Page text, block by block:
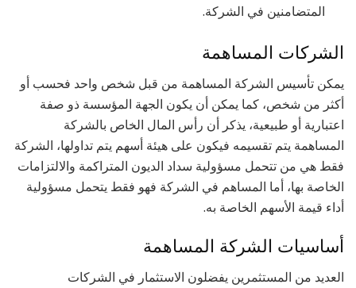
المتضامنين في الشركة.
الشركات المساهمة
يمكن تأسيس الشركة المساهمة من قبل شخص واحد فحسب أو
أكثر من شخص، كما يمكن أن يكون الجهة المؤسسة ذو صفة
اعتبارية أو طبيعية، يذكر أن رأس المال الخاص بالشركة
المساهمة يتم تقسيمه فيكون على هيئة أسهم يتم تداولها، الشركة
فقط هي من تتحمل مسؤولية سداد الديون المتراكمة والالتزامات
الخاصة بها، أما المساهم في الشركة فهو فقط يتحمل مسؤولية
أداء قيمة الأسهم الخاصة به.
أساسيات الشركة المساهمة
العديد من المستثمرين يفضلون الاستثمار في الشركات